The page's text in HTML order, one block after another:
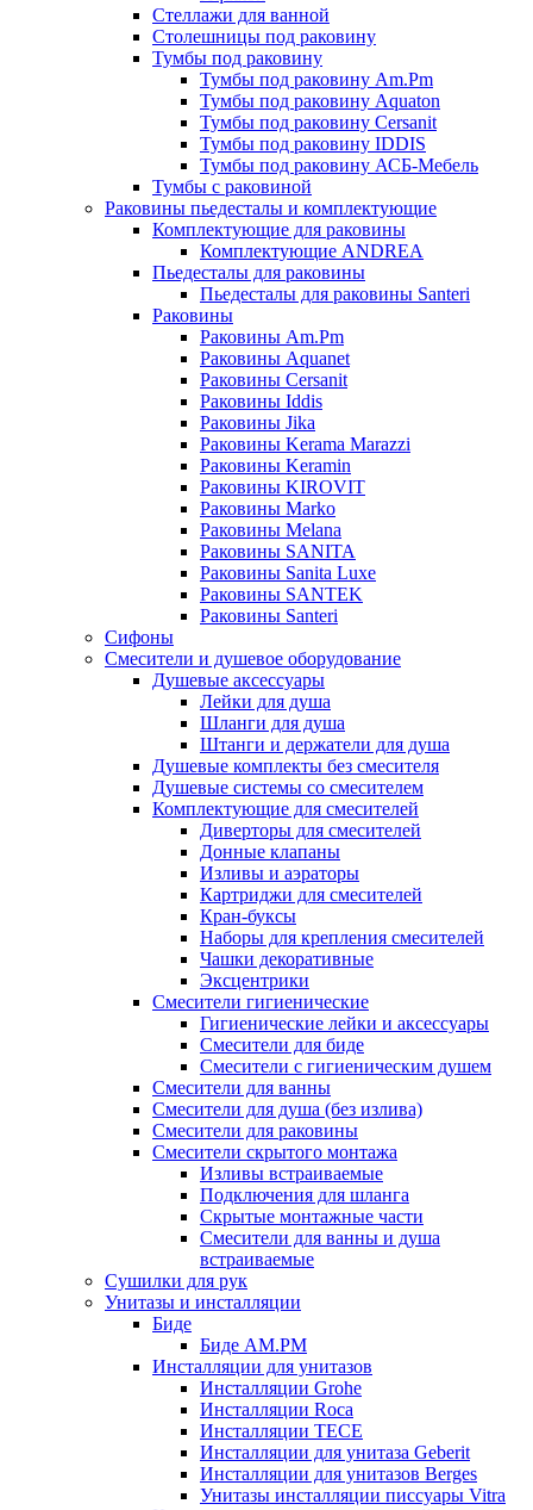
Стеллажи для ванной
Столешницы под раковину
Тумбы под раковину
Тумбы под раковину Am.Pm
Тумбы под раковину Aquaton
Тумбы под раковину Cersanit
Тумбы под раковину IDDIS
Тумбы под раковину АСБ-Мебель
Тумбы с раковиной
Раковины пьедесталы и комплектующие
Комплектующие для раковины
Комплектующие ANDREA
Пьедесталы для раковины
Пьедесталы для раковины Santeri
Раковины
Раковины Am.Pm
Раковины Aquanet
Раковины Cersanit
Раковины Iddis
Раковины Jika
Раковины Kerama Marazzi
Раковины Keramin
Раковины KIROVIT
Раковины Marko
Раковины Melana
Раковины SANITA
Раковины Sanita Luxe
Раковины SANTEK
Раковины Santeri
Сифоны
Смесители и душевое оборудование
Душевые аксессуары
Лейки для душа
Шланги для душа
Штанги и держатели для душа
Душевые комплекты без смесителя
Душевые системы со смесителем
Комплектующие для смесителей
Диверторы для смесителей
Донные клапаны
Изливы и аэраторы
Картриджи для смесителей
Кран-буксы
Наборы для крепления смесителей
Чашки декоративные
Эксцентрики
Смесители гигиенические
Гигиенические лейки и аксессуары
Смесители для биде
Смесители с гигиеническим душем
Смесители для ванны
Смесители для душа (без излива)
Смесители для раковины
Смесители скрытого монтажа
Изливы встраиваемые
Подключения для шланга
Скрытые монтажные части
Смесители для ванны и душа
встраиваемые
Сушилки для рук
Унитазы и инсталляции
Биде
Биде AM.PM
Инсталляции для унитазов
Инсталляции Grohe
Инсталляции Roca
Инсталляции TECE
Инсталляции для унитаза Geberit
Инсталляции для унитазов Berges
Унитазы инсталляции писсуары Vitra